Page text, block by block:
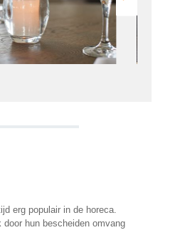
erg populair in de horeca.
hun bescheiden omvang